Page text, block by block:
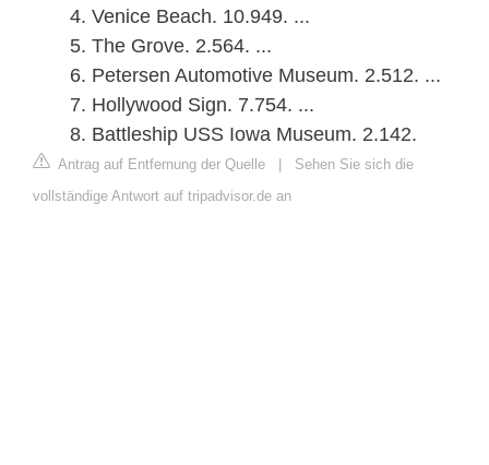
Venice Beach. 10.949. ...
The Grove. 2.564. ...
Petersen Automotive Museum. 2.512. ...
Hollywood Sign. 7.754. ...
Battleship USS Iowa Museum. 2.142.
Antrag auf Entfernung der Quelle
Sehen Sie sich die
vollständige Antwort auf tripadvisor.de an